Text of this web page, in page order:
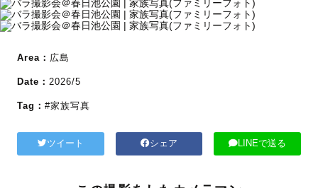
Area： 広島
Date： 2026/5
Tag： #家族写真
ツイート シェア LINEで送る